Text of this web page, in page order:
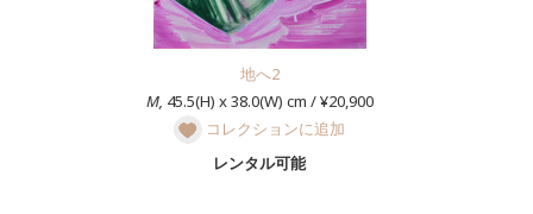
地へ2
M, 45.5(H) x 38.0(W) cm / ¥20,900
コレクションに追加
レンタル可能